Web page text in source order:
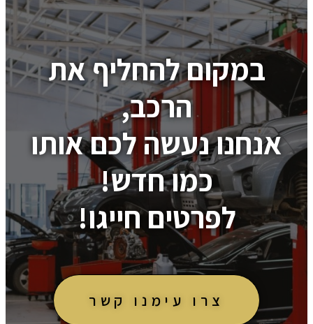
במקום להחליף את
הרכב,
אנחנו נעשה לכם אותו
כמו חדש!
לפרטים חייגו!
צרו עימנו קשר